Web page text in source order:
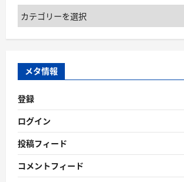
Categories
メタ情報
登録
ログイン
投稿フィード
コメントフィード